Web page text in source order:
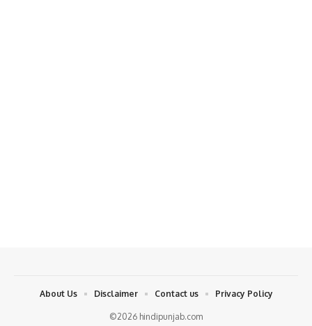
©2026 hindipunjab.com
About Us Disclaimer Contact us Privacy Policy